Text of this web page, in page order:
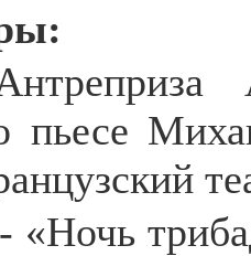
пьесе
«Ночь